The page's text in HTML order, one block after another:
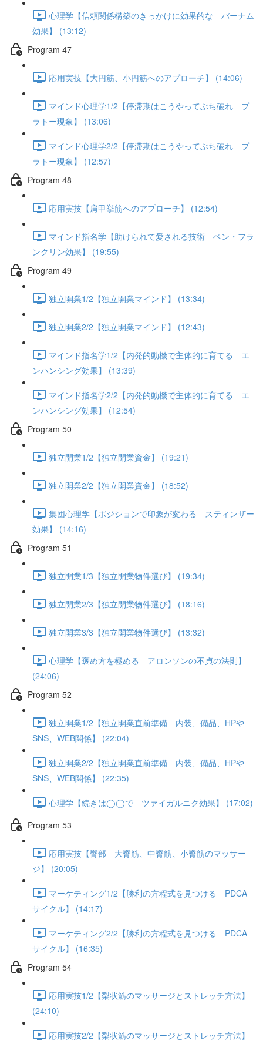
心理学【信頼関係構築のきっかけに効果的な バーナム
効果】 (13:12)
Program 47
応用実技【大円筋、小円筋へのアプローチ】 (14:06)
マインド心理学1/2【停滞期はこうやってぶち破れ プ
ラトー現象】 (13:06)
マインド心理学2/2【停滞期はこうやってぶち破れ プ
ラトー現象】 (12:57)
Program 48
応用実技【肩甲挙筋へのアプローチ】 (12:54)
マインド指名学【助けられて愛される技術 ベン・フラ
ンクリン効果】 (19:55)
Program 49
独立開業1/2【独立開業マインド】 (13:34)
独立開業2/2【独立開業マインド】 (12:43)
マインド指名学1/2【内発的動機で主体的に育てる エ
ンハンシング効果】 (13:39)
マインド指名学2/2【内発的動機で主体的に育てる エ
ンハンシング効果】 (12:54)
Program 50
独立開業1/2【独立開業資金】 (19:21)
独立開業2/2【独立開業資金】 (18:52)
集団心理学【ポジションで印象が変わる スティンザー
効果】 (14:16)
Program 51
独立開業1/3【独立開業物件選び】 (19:34)
独立開業2/3【独立開業物件選び】 (18:16)
独立開業3/3【独立開業物件選び】 (13:32)
心理学【褒め方を極める アロンソンの不貞の法則】
(24:06)
Program 52
独立開業1/2【独立開業直前準備 内装、備品、HPや
SNS、WEB関係】 (22:04)
独立開業2/2【独立開業直前準備 内装、備品、HPや
SNS、WEB関係】 (22:35)
心理学【続きは◯◯で ツァイガルニク効果】 (17:02)
Program 53
応用実技【臀部 大臀筋、中臀筋、小臀筋のマッサー
ジ】 (20:05)
マーケティング1/2【勝利の方程式を見つける PDCA
サイクル】 (14:17)
マーケティング2/2【勝利の方程式を見つける PDCA
サイクル】 (16:35)
Program 54
応用実技1/2【梨状筋のマッサージとストレッチ方法】
(24:10)
応用実技2/2【梨状筋のマッサージとストレッチ方法】